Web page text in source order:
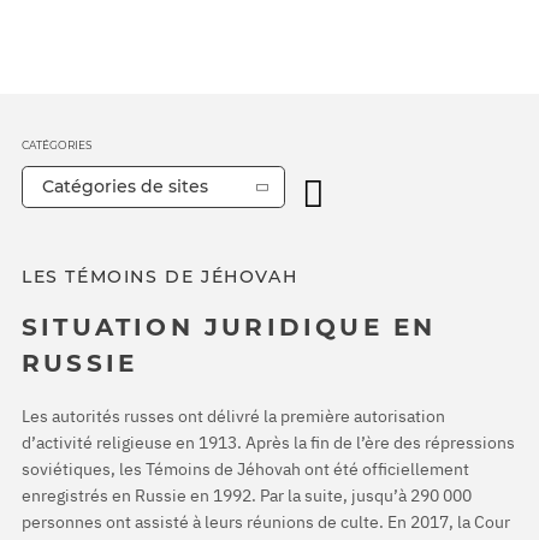
LES TÉMOINS DE JÉHOVAH
SITUATION JURIDIQUE EN
RUSSIE
Les autorités russes ont délivré la première autorisation
d’activité religieuse en 1913. Après la fin de l’ère des répressions
soviétiques, les Témoins de Jéhovah ont été officiellement
enregistrés en Russie en 1992. Par la suite, jusqu’à 290 000
personnes ont assisté à leurs réunions de culte. En 2017, la Cour
CATÉGORIES
Catégories de sites